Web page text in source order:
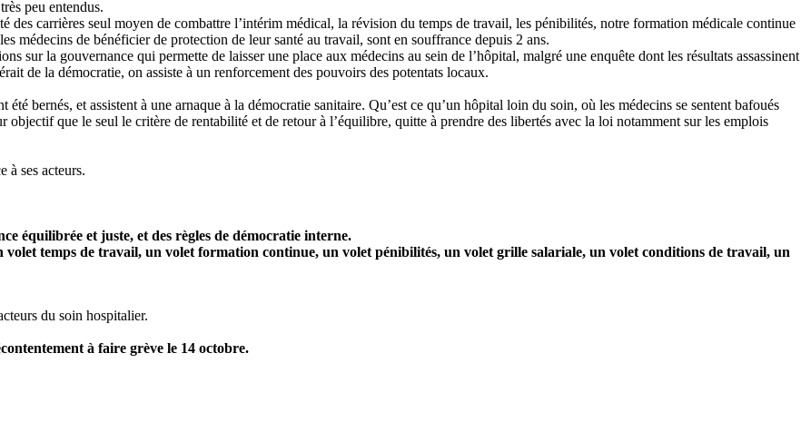
peu entendus.
des carrières seul moyen de combattre l’intérim médical, la révision du temps de travail, les pénibilités, notre formation médicale continue
médecins de bénéficier de protection de leur santé au travail, sont en souffrance depuis 2 ans.
sur la gouvernance qui permette de laisser une place aux médecins au sein de l’hôpital, malgré une enquête dont les résultats assassinent
de la démocratie, on assiste à un renforcement des pouvoirs des potentats locaux.
été bernés, et assistent à une arnaque à la démocratie sanitaire. Qu’est ce qu’un hôpital loin du soin, où les médecins se sentent bafoués
objectif que le seul le critère de rentabilité et de retour à l’équilibre, quitte à prendre des libertés avec la loi notamment sur les emplois
à ses acteurs.
équilibrée et juste, et des règles de démocratie interne.
temps de travail, un volet formation continue, un volet pénibilités, un volet grille salariale, un volet conditions de travail, un
du soin hospitalier.
à faire grève le 14 octobre.